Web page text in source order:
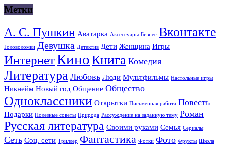
Метки
А. С. Пушкин Аватарка Аксессуары Бизнес Вконтакте
Головоломки Девушка Детектив Дети Женщина Игры
ИнтернетКиноКнига Комедия
Литература Любовь Люди Мультфильмы Настольные игры
Никнейм Новый год Общение Общество
Одноклассники Открытки Письменная работа Повесть
Подарки Полезные советы Природа Рассуждение на заданную тему Роман
Русская литература Своими руками Семья Сериалы
Сеть Соц. сети Триллер Фантастика Фотки Фото Фрукты Школа